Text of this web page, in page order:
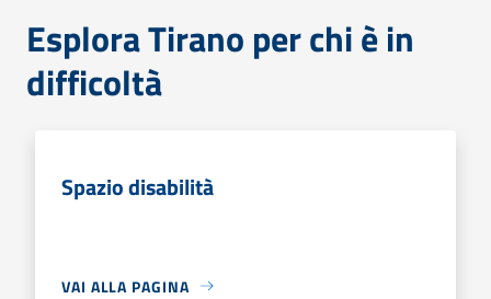
Esplora Tirano per chi è in
difficoltà
Spazio disabilità
VAI ALLA PAGINA